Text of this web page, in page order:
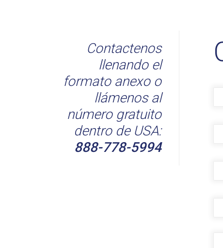
Contactenos
llenando el
formato anexo o
llámenos al
número gratuito
dentro de USA:
888-778-5994